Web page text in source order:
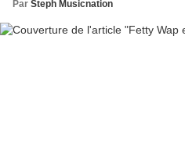
Par Steph Musicnation